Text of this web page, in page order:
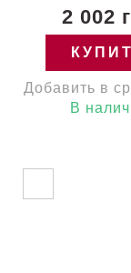
2 002
Добавить в
В